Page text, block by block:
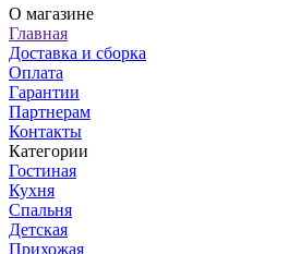
О магазине
Главная
Доставка и сборка
Оплата
Гарантии
Партнерам
Контакты
Категории
Гостиная
Кухня
Спальня
Детская
Прихожая